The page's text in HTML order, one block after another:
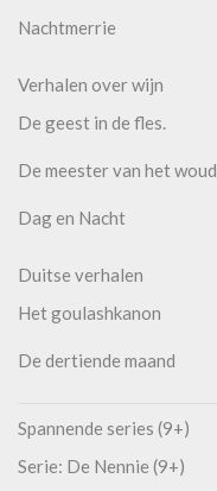
Nachtmerrie
Verhalen over wijn
De geest in de fles.
De meester van het woud
Dag en Nacht
Duitse verhalen
Het goulashkanon
De dertiende maand
Spannende series (9+)
Serie: De Nennie (9+)